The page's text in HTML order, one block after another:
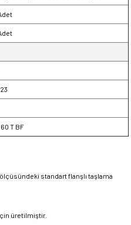
60 T BF
standart flanşlı taşlama
üretilmiştir.